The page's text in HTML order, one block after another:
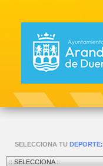
SELECCIONA TU DEPORTE:
:: SELECCIONA ::